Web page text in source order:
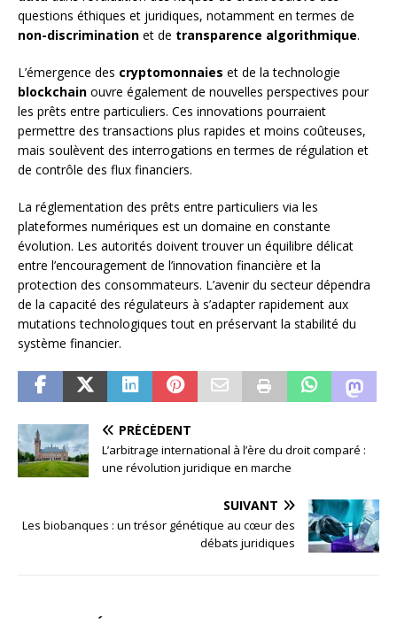
questions éthiques et juridiques, notamment en termes de
non-discrimination et de transparence algorithmique.
L’émergence des cryptomonnaies et de la technologie
blockchain ouvre également de nouvelles perspectives pour
les prêts entre particuliers. Ces innovations pourraient
permettre des transactions plus rapides et moins coûteuses,
mais soulèvent des interrogations en termes de régulation et
de contrôle des flux financiers.
La réglementation des prêts entre particuliers via les
plateformes numériques est un domaine en constante
évolution. Les autorités doivent trouver un équilibre délicat
entre l’encouragement de l’innovation financière et la
protection des consommateurs. L’avenir du secteur dépendra
de la capacité des régulateurs à s’adapter rapidement aux
mutations technologiques tout en préservant la stabilité du
système financier.
PRÉCÉDENT
L’arbitrage international à l’ère du droit comparé :
une révolution juridique en marche
SUIVANT
Les biobanques : un trésor génétique au cœur des
débats juridiques